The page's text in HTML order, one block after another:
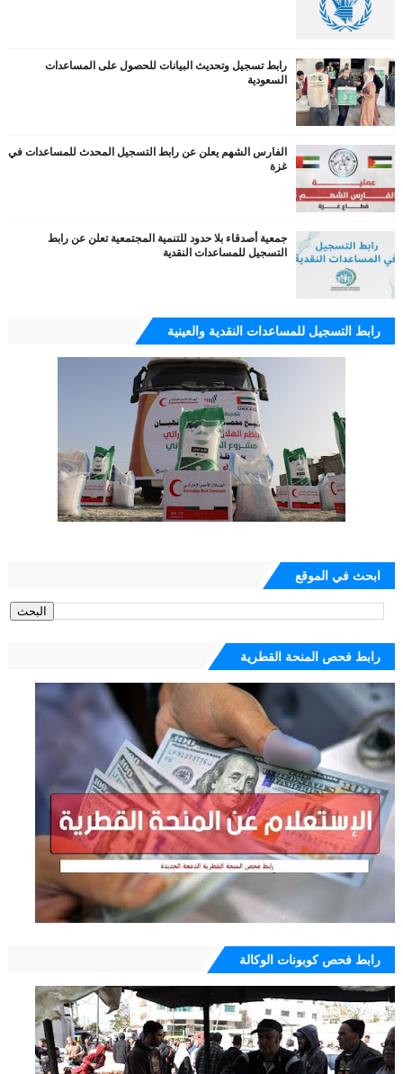
رابط تسجيل وتحديث البيانات للحصول على المساعدات
السعودية
الفارس الشهم يعلن عن رابط التسجيل المحدث للمساعدات في
غزة
جمعية أصدقاء بلا حدود للتنمية المجتمعية تعلن عن رابط
التسجيل للمساعدات النقدية
رابط التسجيل للمساعدات النقدية والعينية
ابحث في الموقع
رابط فحص المنحة القطرية
رابط فحص كوبونات الوكالة